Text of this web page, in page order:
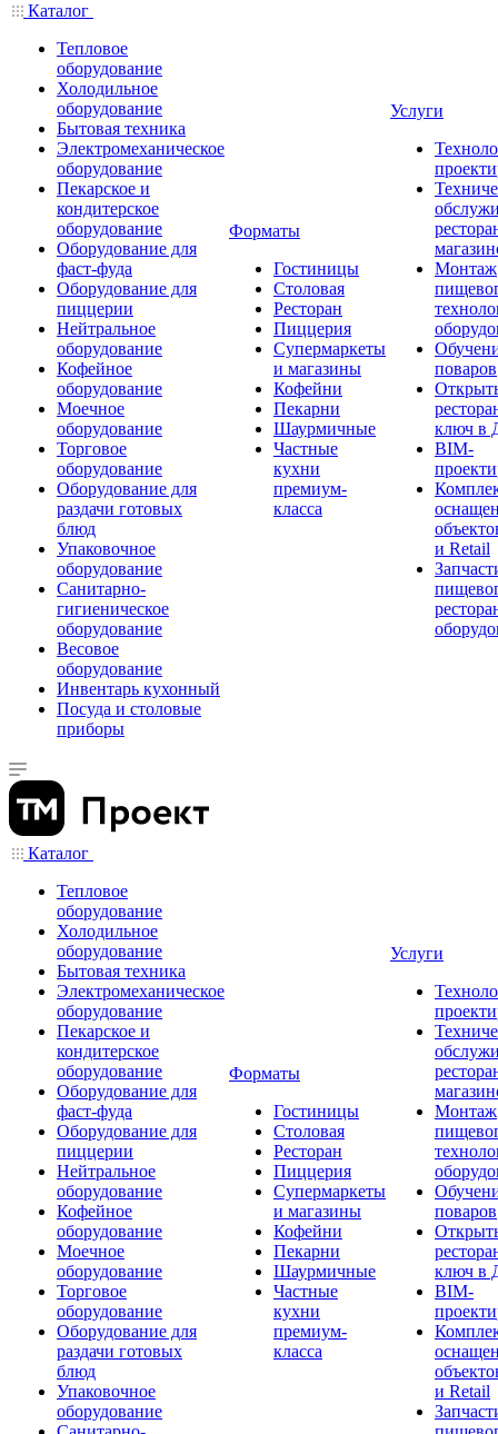
Каталог
Тепловое
оборудование
Холодильное
оборудование
Бытовая техника
Электромеханическое
оборудование
Пекарское и
кондитерское
оборудование
Оборудование для
фаст-фуда
Оборудование для
пиццерии
Нейтральное
оборудование
Кофейное
оборудование
Моечное
оборудование
Торговое
оборудование
Оборудование для
раздачи готовых
блюд
Упаковочное
оборудование
Санитарно-
гигиеническое
оборудование
Весовое
оборудование
Инвентарь кухонный
Посуда и столовые
приборы
Форматы
Гостиницы
Столовая
Ресторан
Пиццерия
Супермаркеты
и магазины
Кофейни
Пекарни
Шаурмичные
Частные
кухни
премиум-
класса
Услуги
Монтаж
поваров
ключ в
BIM-
и Retail
Каталог
Тепловое
оборудование
Холодильное
оборудование
Бытовая техника
Электромеханическое
оборудование
Пекарское и
кондитерское
оборудование
Оборудование для
фаст-фуда
Оборудование для
пиццерии
Нейтральное
оборудование
Кофейное
оборудование
Моечное
оборудование
Торговое
оборудование
Оборудование для
раздачи готовых
блюд
Упаковочное
оборудование
Форматы
Гостиницы
Столовая
Ресторан
Пиццерия
Супермаркеты
и магазины
Кофейни
Пекарни
Шаурмичные
Частные
кухни
премиум-
класса
Услуги
Монтаж
поваров
ключ в
BIM-
и Retail